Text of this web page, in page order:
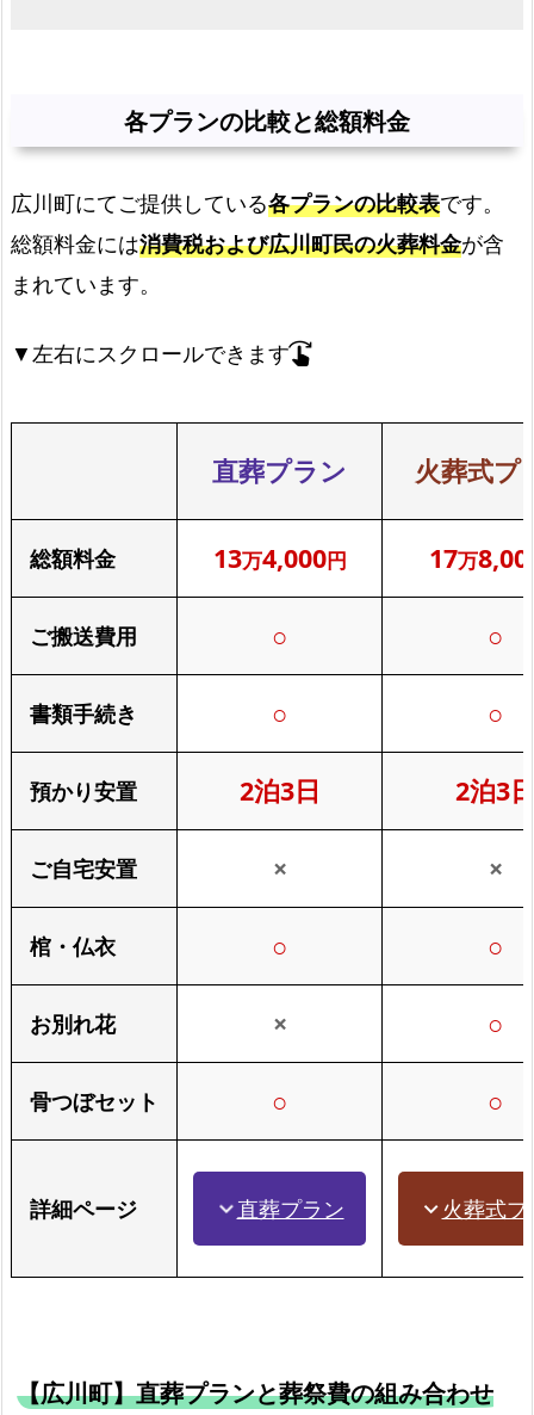
各プランの比較と総額料金
広川町にてご提供している各プランの比較表です。
総額料金には消費税および広川町民の火葬料金が含
まれています。
▼左右にスクロールできますswipe_right
直葬プラン 火葬式プ
総額料金 13万4,000円 17万
ご搬送費用 ○ ○
書類手続き ○ ○
預かり安置 2泊3日 2泊3
ご自宅安置 × ×
棺・仏衣 ○ ○
お別れ花 × ○
骨つぼセット ○ ○
詳細ページ expand_more直葬プラン expand_more火葬式
【広川町】直葬プランと葬祭費の組み合わせ